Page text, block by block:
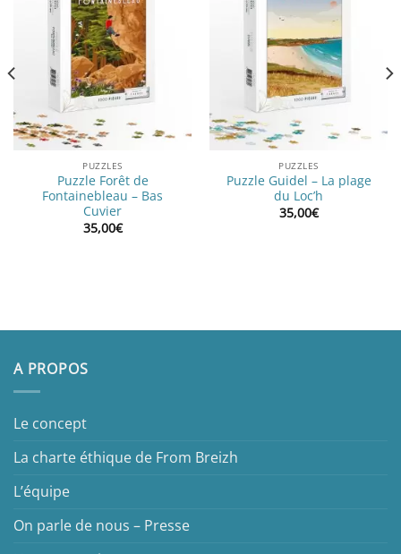
PUZZLES
Puzzle Forêt de
Fontainebleau – Bas
Cuvier
35,00€
PUZZLES
Puzzle Guidel – La plage
du Loc’h
35,00€
A PROPOS
Le concept
La charte éthique de From Breizh
L’équipe
On parle de nous – Presse